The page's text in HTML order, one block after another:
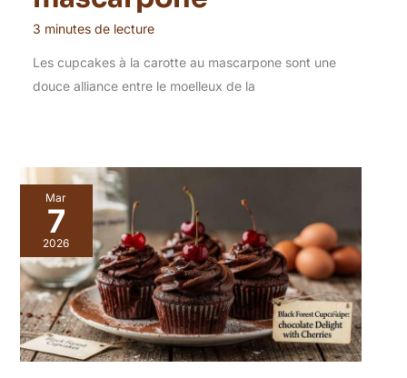
3 minutes de lecture
Les cupcakes à la carotte au mascarpone sont une
douce alliance entre le moelleux de la
Mar
7
2026